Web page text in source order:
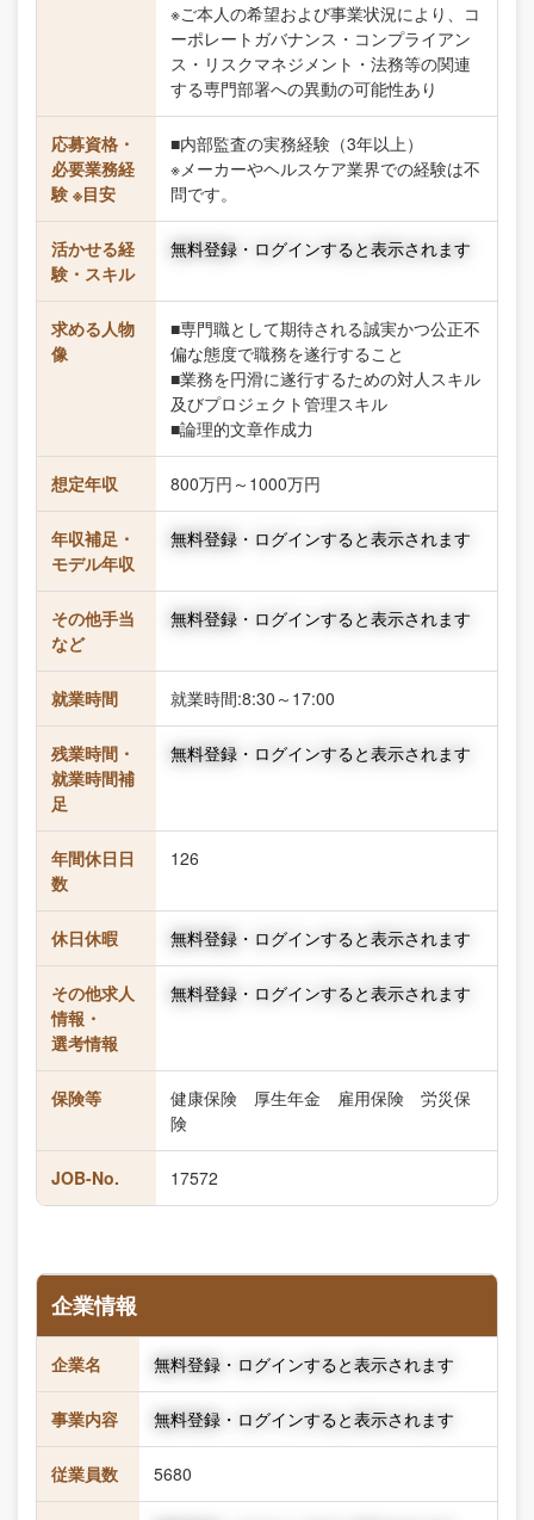
※ご本人の希望および事業状況により、コ
ーポレートガバナンス・コンプライアン
ス・リスクマネジメント・法務等の関連
する専門部署への異動の可能性あり
応募資格・
必要業務経
験 ※目安
■内部監査の実務経験（3年以上）
※メーカーやヘルスケア業界での経験は不
問です。
活かせる経
験・スキル
無料登録・ログインすると表示されます
求める人物
像
■専門職として期待される誠実かつ公正不
偏な態度で職務を遂行すること
■業務を円滑に遂行するための対人スキル
及びプロジェクト管理スキル
■論理的文章作成力
想定年収 800万円～1000万円
年収補足・
モデル年収
無料登録・ログインすると表示されます
その他手当
など
無料登録・ログインすると表示されます
就業時間 就業時間:8:30～17:00
残業時間・
就業時間補
足
無料登録・ログインすると表示されます
年間休日日
数
126
休日休暇 無料登録・ログインすると表示されます
その他求人
情報・
選考情報
無料登録・ログインすると表示されます
保険等
健康保険 厚生年金 雇用保険 労災保
険
JOB-No. 17572
企業情報
企業名 無料登録・ログインすると表示されます
事業内容 無料登録・ログインすると表示されます
従業員数 5680